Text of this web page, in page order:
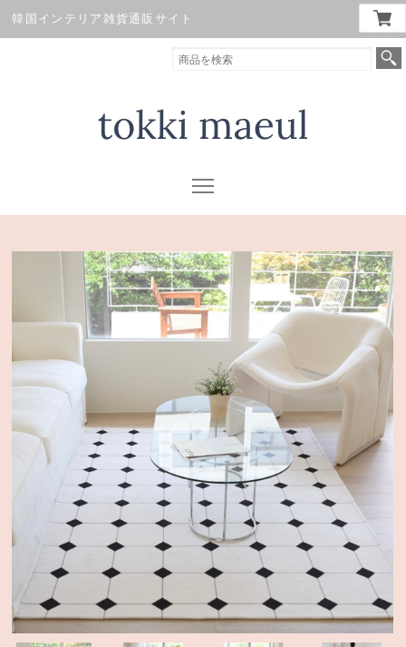
韓国インテリア雑貨通販サイト